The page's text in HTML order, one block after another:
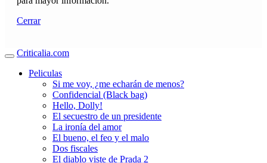
Cerrar
Criticalia.com
Peliculas
Si me voy, ¿me echarán de menos?
Confidencial (Black bag)
Hello, Dolly!
El secuestro de un presidente
La ironía del amor
El bueno, el feo y el malo
Dos fiscales
El diablo viste de Prada 2